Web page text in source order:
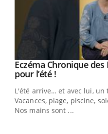
Youtube
Eczéma Chronique
pour l’été !Youtube
L'été arrive… et avec lui, un
Vacances, plage, piscine,
Nos mains sont ...